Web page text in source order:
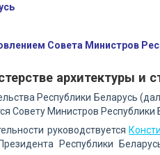
Совета Министров
архитектуры и
Республики Беларусь
Совету Министров Республики
руководствуется
Республики